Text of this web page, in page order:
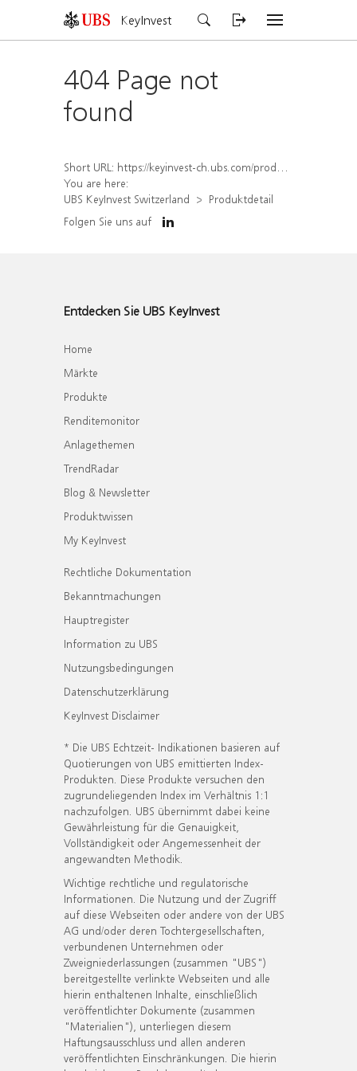
KeyInvest
404 Page not
found
Short URL: https://keyinvest-ch.ubs.com/produkt/detail/index/isin/CH1567419010
You are here:
UBS KeyInvest Switzerland
Produktdetail
Folgen Sie uns auf
Entdecken Sie UBS KeyInvest
Home
Märkte
Produkte
Renditemonitor
Anlagethemen
TrendRadar
Blog & Newsletter
Produktwissen
My KeyInvest
Rechtliche Dokumentation
Bekanntmachungen
Hauptregister
Information zu UBS
Nutzungsbedingungen
Datenschutzerklärung
KeyInvest Disclaimer
* Die UBS Echtzeit- Indikationen basieren auf
Quotierungen von UBS emittierten Index-
Produkten. Diese Produkte versuchen den
zugrundeliegenden Index im Verhältnis 1:1
nachzufolgen. UBS übernimmt dabei keine
Gewährleistung für die Genauigkeit,
Vollständigkeit oder Angemessenheit der
angewandten Methodik.
Wichtige rechtliche und regulatorische
Informationen. Die Nutzung und der Zugriff
auf diese Webseiten oder andere von der UBS
AG und/oder deren Tochtergesellschaften,
verbundenen Unternehmen oder
Zweigniederlassungen (zusammen "UBS")
bereitgestellte verlinkte Webseiten und alle
hierin enthaltenen Inhalte, einschließlich
veröffentlichter Dokumente (zusammen
"Materialien"), unterliegen diesem
Haftungsausschluss und allen anderen
veröffentlichten Einschränkungen. Die hierin